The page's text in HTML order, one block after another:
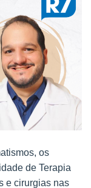
os
de Terapia
e cirurgias nas